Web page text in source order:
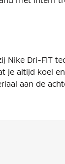
Nike Dri-FIT
je altijd koel
aan de